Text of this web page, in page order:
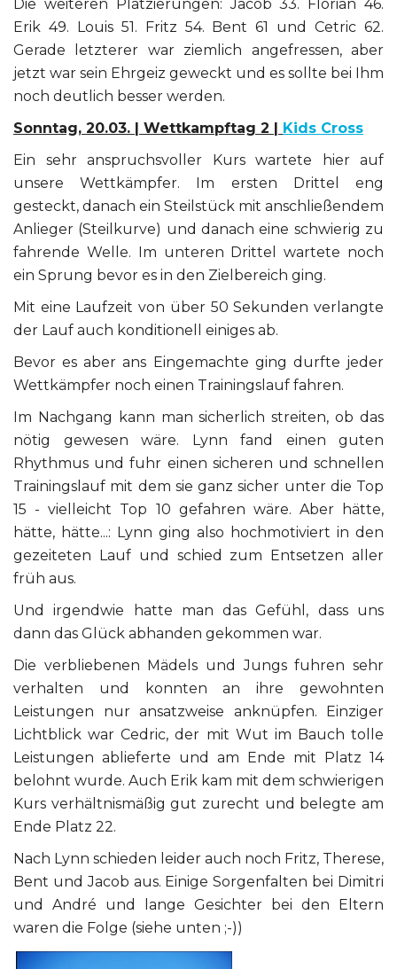
Die weiteren Platzierungen: Jacob 33. Florian 46.
Erik 49. Louis 51. Fritz 54. Bent 61 und Cetric 62.
Gerade letzterer war ziemlich angefressen, aber
jetzt war sein Ehrgeiz geweckt und es sollte bei Ihm
noch deutlich besser werden.
Sonntag, 20.03. | Wettkampftag 2 | Kids Cross
Ein sehr anspruchsvoller Kurs wartete hier auf
unsere Wettkämpfer. Im ersten Drittel eng
gesteckt, danach ein Steilstück mit anschließendem
Anlieger (Steilkurve) und danach eine schwierig zu
fahrende Welle. Im unteren Drittel wartete noch
ein Sprung bevor es in den Zielbereich ging.
Mit eine Laufzeit von über 50 Sekunden verlangte
der Lauf auch konditionell einiges ab.
Bevor es aber ans Eingemachte ging durfte jeder
Wettkämpfer noch einen Trainingslauf fahren.
Im Nachgang kann man sicherlich streiten, ob das
nötig gewesen wäre. Lynn fand einen guten
Rhythmus und fuhr einen sicheren und schnellen
Trainingslauf mit dem sie ganz sicher unter die Top
15 - vielleicht Top 10 gefahren wäre. Aber hätte,
hätte, hätte...: Lynn ging also hochmotiviert in den
gezeiteten Lauf und schied zum Entsetzen aller
früh aus.
Und irgendwie hatte man das Gefühl, dass uns
dann das Glück abhanden gekommen war.
Die verbliebenen Mädels und Jungs fuhren sehr
verhalten und konnten an ihre gewohnten
Leistungen nur ansatzweise anknüpfen. Einziger
Lichtblick war Cedric, der mit Wut im Bauch tolle
Leistungen ablieferte und am Ende mit Platz 14
belohnt wurde. Auch Erik kam mit dem schwierigen
Kurs verhältnismäßig gut zurecht und belegte am
Ende Platz 22.
Nach Lynn schieden leider auch noch Fritz, Therese,
Bent und Jacob aus. Einige Sorgenfalten bei Dimitri
und André und lange Gesichter bei den Eltern
waren die Folge (siehe unten ;-))